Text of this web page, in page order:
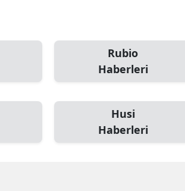
Rubio
Haberleri
Husi
Haberleri